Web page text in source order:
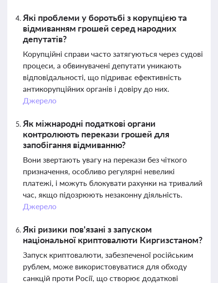
Які проблеми у боротьбі з корупцією та
відмиванням грошей серед народних
депутатів?
Корупційні справи часто затягуються через судові
процеси, а обвинувачені депутати уникають
відповідальності, що підриває ефективність
антикорупційних органів і довіру до них.
Джерело
Як міжнародні податкові органи
контролюють перекази грошей для
запобігання відмиванню?
Вони звертають увагу на перекази без чіткого
призначення, особливо регулярні невеликі
платежі, і можуть блокувати рахунки на тривалий
час, якщо підозрюють незаконну діяльність.
Джерело
Які ризики пов'язані з запуском
національної криптовалюти Киргизстаном?
Запуск криптовалюти, забезпеченої російським
рублем, може використовуватися для обходу
санкцій проти Росії, що створює додаткові